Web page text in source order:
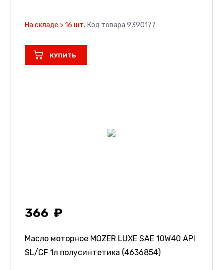
На складе > 16 шт. Код товара 9390177
КУПИТЬ
366
Масло моторное MOZER LUXE SAE 10W40 API
SL/CF 1л полусинтетика (4636854)